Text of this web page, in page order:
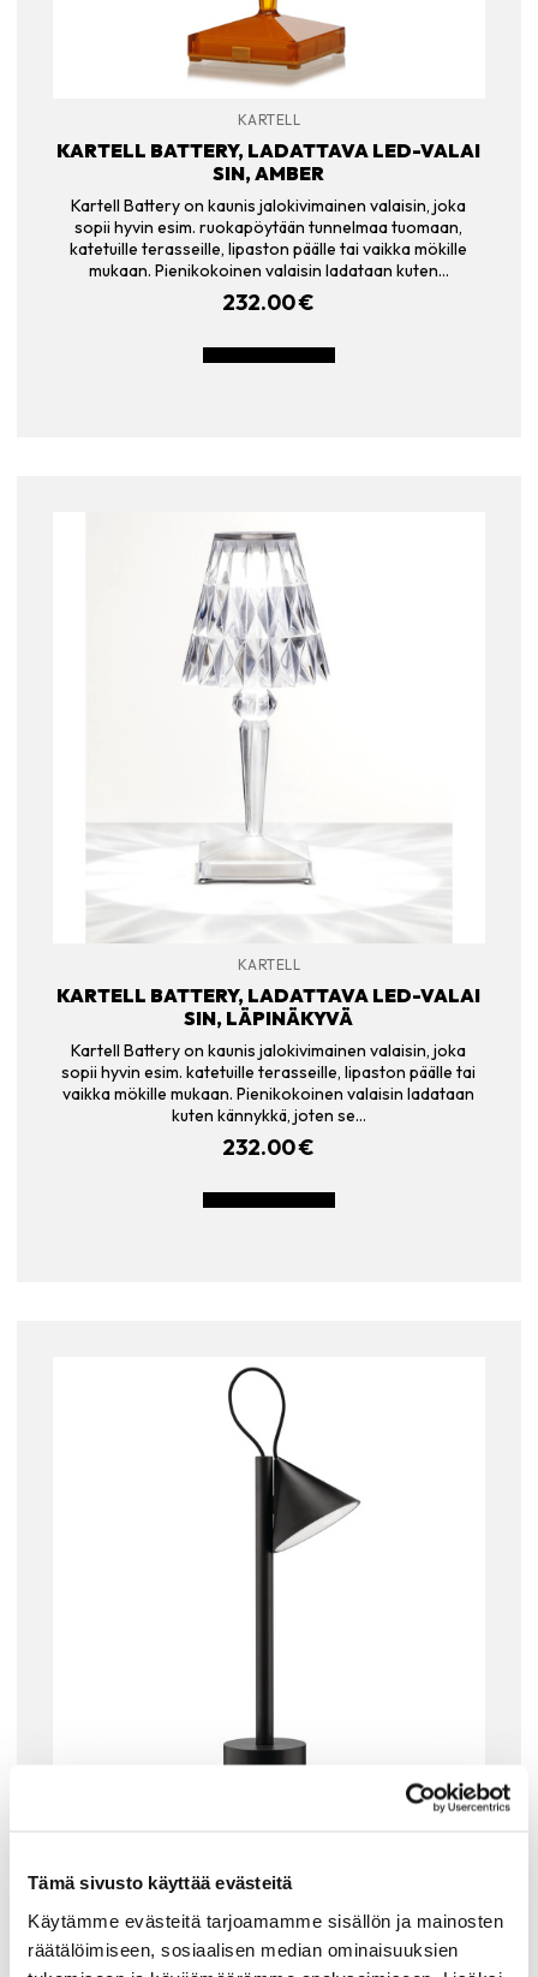
Tämä sivusto käyttää evästeitä
Käytämme evästeitä tarjoamamme sisällön ja mainosten
räätälöimiseen, sosiaalisen median ominaisuuksien
KARTELL
KARTELL BATTERY, LADATTAVA LED-VALAI
SIN, AMBER
Kartell Battery on kaunis jalokivimainen valaisin, joka
sopii hyvin esim. ruokapöytään tunnelmaa tuomaan,
katetuille terasseille, lipaston päälle tai vaikka mökille
mukaan. Pienikokoinen valaisin ladataan kuten…
232.00€
KARTELL
KARTELL BATTERY, LADATTAVA LED-VALAI
SIN, LÄPINÄKYVÄ
Kartell Battery on kaunis jalokivimainen valaisin, joka
sopii hyvin esim. katetuille terasseille, lipaston päälle tai
vaikka mökille mukaan. Pienikokoinen valaisin ladataan
kuten kännykkä, joten se…
232.00€
Alessin Tsumiki on innovatiivinen pöytävalaisin, jota voi
käyttää monipuolisesti ja luovasti. Valaisimen lamppu,
varsi ja jalusta ovat itsenäisiä elementtejä. Valaisinosa
tarttuu magneetilla kiinni varteen ja…